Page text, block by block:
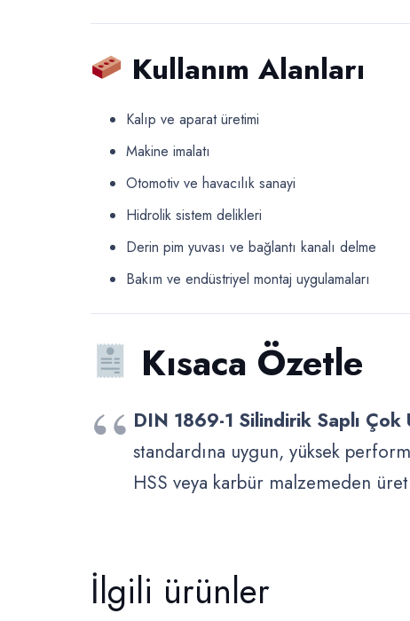
Kullanım Alanları
Kalıp ve aparat üretimi
Makine imalatı
Otomotiv ve havacılık sanayi
Hidrolik sistem delikleri
Derin pim yuvası ve bağlantı kanalı delme
Bakım ve endüstriyel montaj uygulamaları
Kısaca Özetle
DIN 1869-1 Silindirik Saplı
standardına uygun, yüksek
HSS veya karbür malzemeden
İlgili ürünler